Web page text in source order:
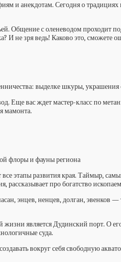
и анекдотам. Сегодня о
с оленеводом проходит
не зря ведь! Каково это, сможете
выделке шкуры,
Еще вас ждет мастер-класс по
мамонта.
флоры и фауны региона
этапы развития края. Таймыр,
рассказывает про богатство
энцев, ненцев, долган,
является Дудинский порт. О
суда.
вокруг себя свободную